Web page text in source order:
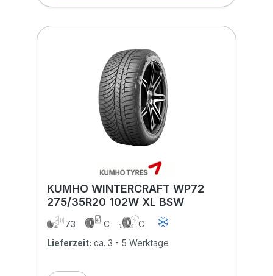
KUMHO WINTERCRAFT WP72
275/35R20 102W XL BSW
73 C
C
Lieferzeit: ca. 3 - 5 Werktage